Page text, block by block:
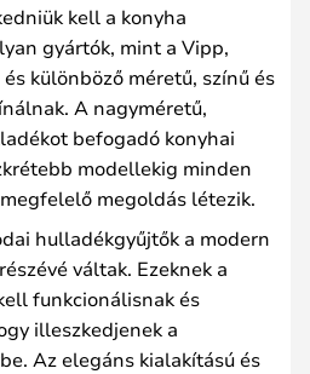
kell a konyha
gyártók, mint a Vipp,
különböző méretű, színű és
A nagyméretű,
befogadó konyhai
modellekig minden
megoldás létezik.
hulladékgyűjtők a modern
váltak. Ezeknek a
funkcionálisnak és
illeszkedjenek a
Az elegáns kialakítású és